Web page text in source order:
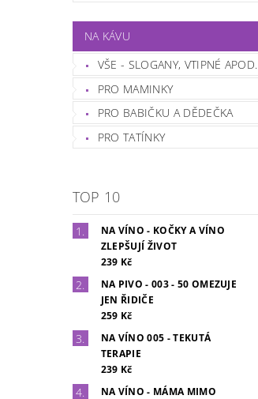
NA KÁVU
VŠE - SLOGANY, VTIPNÉ APOD.
PRO MAMINKY
PRO BABIČKU A DĚDEČKA
PRO TATÍNKY
TOP 10
NA VÍNO - KOČKY A VÍNO
ZLEPŠUJÍ ŽIVOT
239 Kč
NA PIVO - 003 - 50 OMEZUJE
JEN ŘIDIČE
259 Kč
NA VÍNO 005 - TEKUTÁ
TERAPIE
239 Kč
NA VÍNO - MÁMA MIMO